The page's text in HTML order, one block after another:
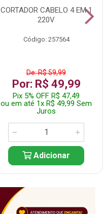
CORTADOR CABELO 4 EM 1
220V
Código: 257564
De: R$ 59,99
Por: R$ 49,99
Pix 5% OFF R$ 47,49
ou em até 1x R$ 49,99 Sem
Juros
Adicionar